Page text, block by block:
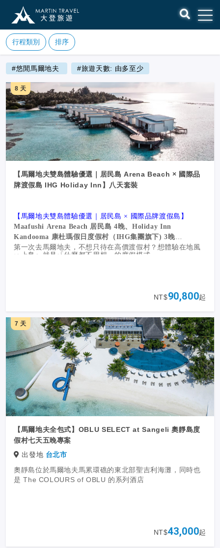
行程類別 排序
#悠閒馬爾地夫 #旅遊天數: 由多至少
8 天
【馬爾地夫雙島體驗優選｜居民島 Arena Beach × 國際品
牌渡假島 IHG Holiday Inn】八天套裝
【馬爾地夫雙島體驗優選｜居民島 × 國際品牌渡假島】
Maafushi Arena Beach 居民島 4晚、Holiday Inn
Kandooma 康杜瑪假日度假村（IHG集團旗下) 3晚
第一次去馬爾地夫，不想只待在高價渡假村？想體驗在地風
✔ 出海浮潛、沙洲午餐、海龜珊瑚一次看
✔ 夕陽夜釣體驗＋龍蝦饗宴
✔ 步行就到海灘，島嶼日常自在又療癒
✔用最輕鬆的方式，認識馬爾地夫的純粹藍
✔ 國際品牌度假島｜IHG 國際品牌渡假村 Holiday Inn
Kandooma
✔
該放空的時候，就交給專業的來
✔ 無邊際泳池、私人沙灘、浮潛體驗
✔ 多元餐飲選擇，從早到晚都享受
✔ 落日巡航，看夕陽沉入印度洋
一上島，就是「什麼都不用想」的度假模式。
NT$90,800起
7 天
【馬爾地夫全包式】OBLU SELECT at Sangeli 奧靜島度
假村七天五晚專案
出發地 台北市
奧靜島位於馬爾地夫馬累環礁的東北部聖吉利海灘，同時也
是 The COLOURS of OBLU 的系列酒店
NT$43,000起